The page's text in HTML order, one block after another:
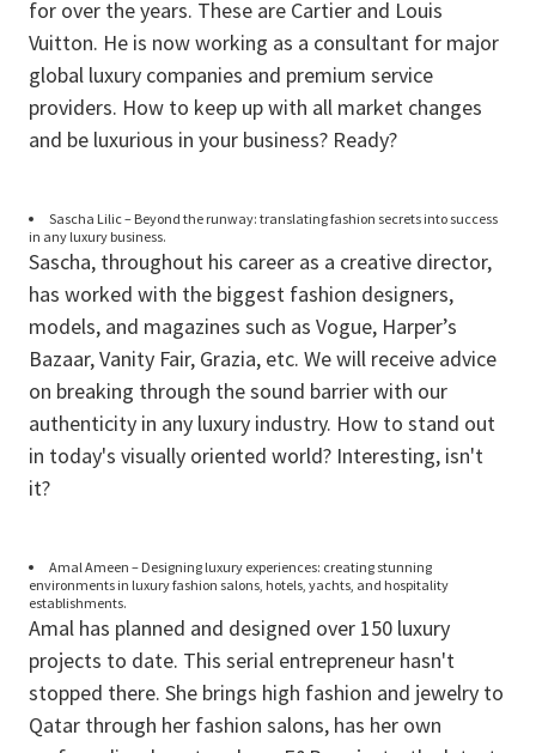
for over the years. These are Cartier and Louis
Vuitton. He is now working as a consultant for major
global luxury companies and premium service
providers. How to keep up with all market changes
and be luxurious in your business? Ready?
Sascha Lilic – Beyond the runway: translating fashion secrets into success
in any luxury business.
Sascha, throughout his career as a creative director,
has worked with the biggest fashion designers,
models, and magazines such as Vogue, Harper’s
Bazaar, Vanity Fair, Grazia, etc. We will receive advice
on breaking through the sound barrier with our
authenticity in any luxury industry. How to stand out
in today's visually oriented world? Interesting, isn't
it?
Amal Ameen – Designing luxury experiences: creating stunning
environments in luxury fashion salons, hotels, yachts, and hospitality
establishments.
Amal has planned and designed over 150 luxury
projects to date. This serial entrepreneur hasn't
stopped there. She brings high fashion and jewelry to
Qatar through her fashion salons, has her own